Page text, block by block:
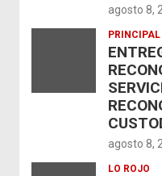
agosto 8,
PRINCIPAL
agosto 8,
LO ROJO